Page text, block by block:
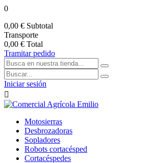
0
0,00 € Subtotal
Transporte
0,00 € Total
Tramitar pedido
Iniciar sesión

Motosierras
Desbrozadoras
Sopladores
Robots cortacésped
Cortacéspedes